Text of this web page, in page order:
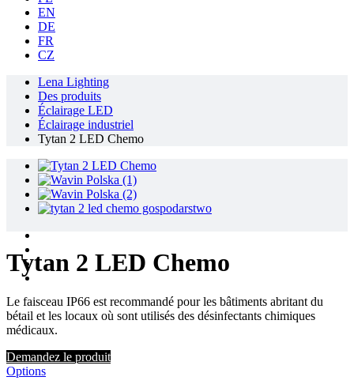
EN
DE
FR
CZ
Lena Lighting
Des produits
Éclairage LED
Éclairage industriel
Tytan 2 LED Chemo
Tytan 2 LED Chemo
Le faisceau IP66 est recommandé pour les bâtiments abritant du
bétail et les locaux où sont utilisés des désinfectants chimiques
médicaux.
Demandez le produit
Options